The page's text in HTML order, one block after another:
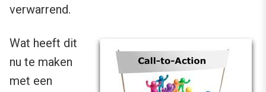
verwarrend.
Wat heeft dit
nu te maken
met een